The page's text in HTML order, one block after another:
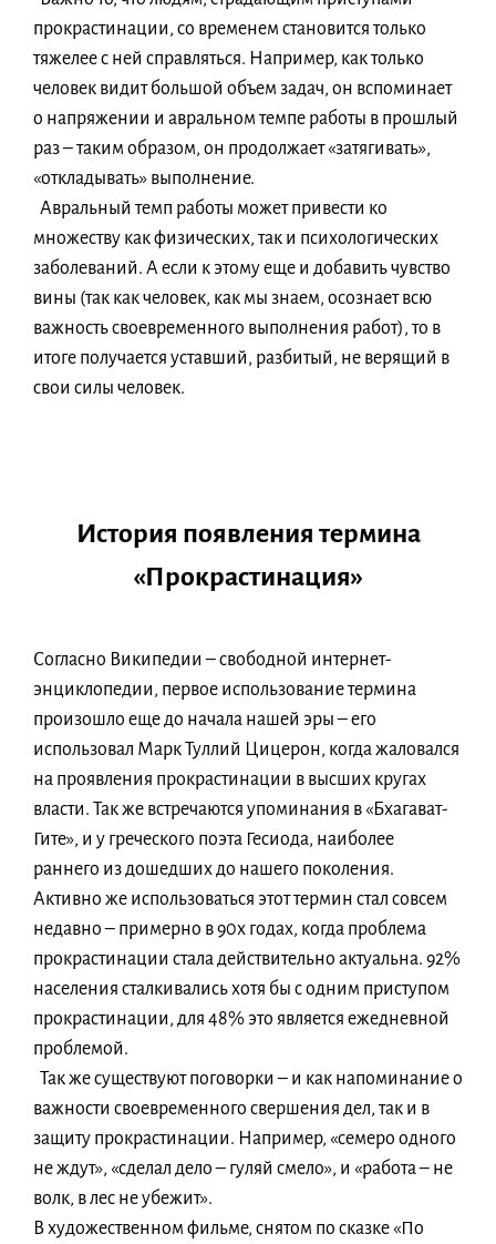
прокрастинации, со временем становится только
тяжелее с ней справляться. Например, как только
человек видит большой объем задач, он вспоминает
о напряжении и авральном темпе работы в прошлый
раз – таким образом, он продолжает «затягивать»,
«откладывать» выполнение.
Авральный темп работы может привести ко
множеству как физических, так и психологических
заболеваний. А если к этому еще и добавить чувство
вины (так как человек, как мы знаем, осознает всю
важность своевременного выполнения работ), то в
итоге получается уставший, разбитый, не верящий в
свои силы человек.
История появления термина
«Прокрастинация»
Согласно Википедии – свободной интернет-
энциклопедии, первое использование термина
произошло еще до начала нашей эры – его
использовал Марк Туллий Цицерон, когда жаловался
на проявления прокрастинации в высших кругах
власти. Так же встречаются упоминания в «Бхагават-
Гите», и у греческого поэта Гесиода, наиболее
раннего из дошедших до нашего поколения.
Активно же использоваться этот термин стал совсем
недавно – примерно в 90х годах, когда проблема
прокрастинации стала действительно актуальна. 92%
населения сталкивались хотя бы с одним приступом
прокрастинации, для 48% это является ежедневной
проблемой.
Так же существуют поговорки – и как напоминание о
важности своевременного свершения дел, так и в
защиту прокрастинации. Например, «семеро одного
не ждут», «сделал дело – гуляй смело», и «работа – не
волк, в лес не убежит».
В художественном фильме, снятом по сказке «По